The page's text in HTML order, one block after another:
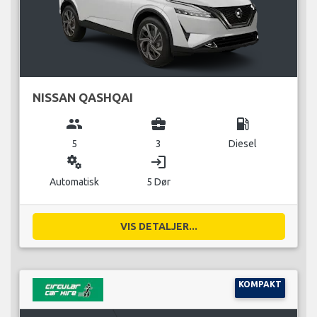
NISSAN QASHQAI
group
5
business_center
3
local_gas_station
Diesel
miscellaneous_services
Automatisk
login
5 Dør
VIS DETALJER...
KOMPAKT